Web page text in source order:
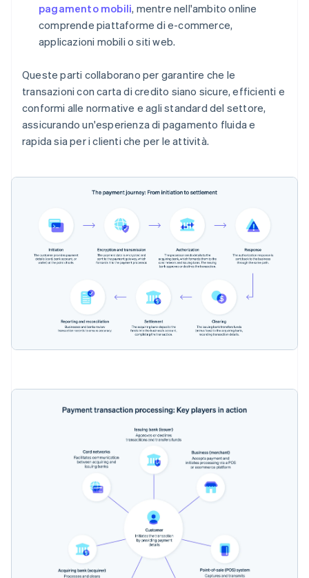
pagamento mobili, mentre nell'ambito online
comprende piattaforme di e-commerce,
applicazioni mobili o siti web.
Queste parti collaborano per garantire che le
transazioni con carta di credito siano sicure, efficienti e
conformi alle normative e agli standard del settore,
assicurando un'esperienza di pagamento fluida e
rapida sia per i clienti che per le attività.